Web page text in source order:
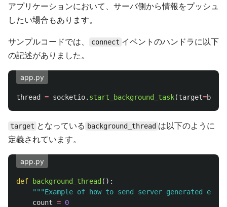
アプリケーションにおいて、サーバ側から情報をプッシュ
したい場合もあります。
サンプルコードでは、 connect イベントのハンドラに以下
の記述がありました。
app.py
thread = socketio. start_background_task(target=
target となっている background_thread は以下のように
定義されています。
app.py
def background_thread ():
"""Example of how to send server generated
count = 0